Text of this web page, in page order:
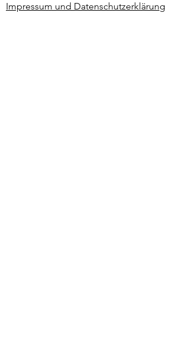
Impressum und Datenschutzerklärung